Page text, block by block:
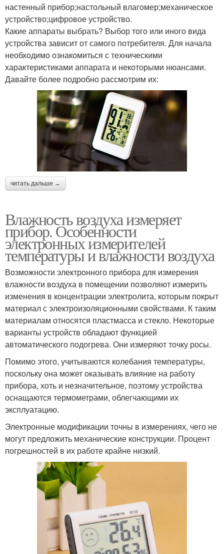
настенный прибор;настольный влагомер;механическое
устройство;цифровое устройство.
Какие аппараты выбрать? Выбор того или иного вида
устройства зависит от самого потребителя. Для начала
необходимо ознакомиться с техническими
характеристиками аппарата и некоторыми нюансами.
Давайте более подробно рассмотрим их:
читать дальше →
Влажность воздуха измеряет
прибор. Особенности
электронных измерителей
температуры и влажности воздуха
Возможности электронного прибора для измерения
влажности воздуха в помещении позволяют измерить
изменения в концентрации электролита, которым покрыт
материал с электроизоляционными свойствами. К таким
материалам относятся пластмасса и стекло. Некоторые
варианты устройств обладают функцией
автоматического подогрева. Они измеряют точку росы.
Помимо этого, учитываются колебания температуры,
поскольку она может оказывать влияние на работу
прибора, хоть и незначительное, поэтому устройства
оснащаются термометрами, облегчающими их
эксплуатацию.
Электронные модификации точны в измерениях, чего не
могут предложить механические конструкции. Процент
погрешностей в их работе крайне низкий.